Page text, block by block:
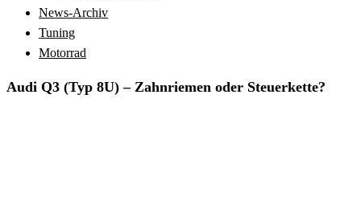
News-Archiv
Tuning
Motorrad
Audi Q3 (Typ 8U) – Zahnriemen oder Steuerkette?